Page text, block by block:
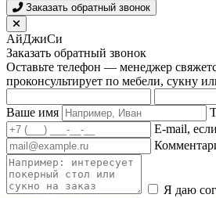
Заказать обратный звонок
АйДжиСи
Заказать обратный звонок
Оставьте телефон — менеджер
проконсультирует по мебели, сукну
Ваше имя
E-mail,
Я даю